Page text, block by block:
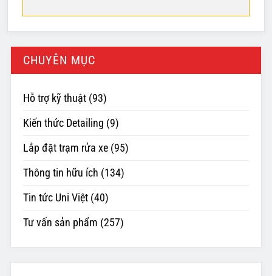
CHUYÊN MỤC
Hỗ trợ kỹ thuật (93)
Kiến thức Detailing (9)
Lắp đặt trạm rửa xe (95)
Thông tin hữu ích (134)
Tin tức Uni Việt (40)
Tư vấn sản phẩm (257)